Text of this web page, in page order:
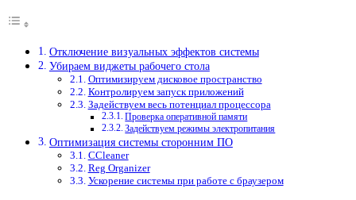
Отключение визуальных эффектов системы
Убираем виджеты рабочего стола
Оптимизируем дисковое пространство
Контролируем запуск приложений
Задействуем весь потенциал процессора
Проверка оперативной памяти
Задействуем режимы электропитания
Оптимизация системы сторонним ПО
CCleaner
Reg Organizer
Ускорение системы при работе с браузером